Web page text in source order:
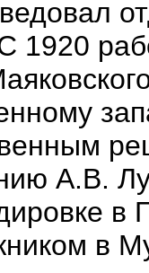
1920
А.В.
в